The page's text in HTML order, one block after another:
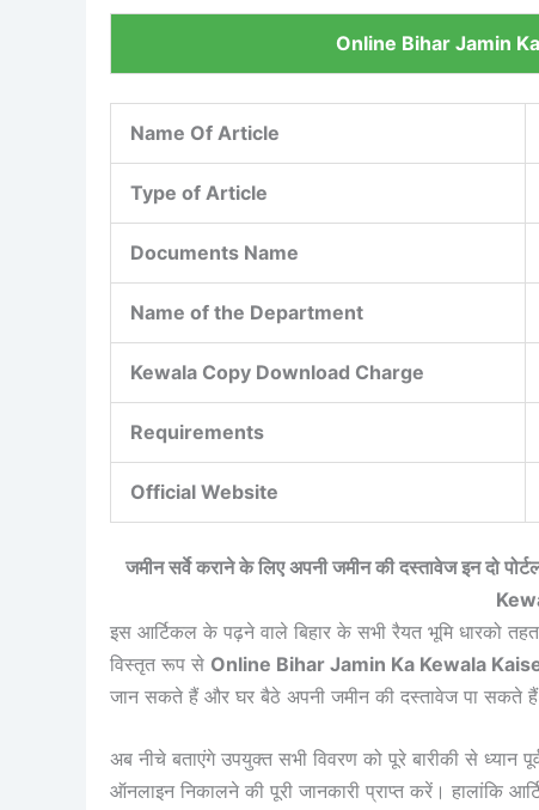
Online Bihar Jamin
Name Of Article
Type of Article
Documents Name
Name of the Department
Kewala Copy Download Charge
Requirements
Official Website
जमीन सर्वे कराने के लिए अपनी जमीन की दस्तावेज इन दो
इस आर्टिकल के पढ़ने वाले बिहार के सभी रैयत भूमि धारको
विस्तृत रूप से Online Bihar Jamin Ka Kewala
जान सकते हैं और घर बैठे अपनी जमीन की दस्तावेज पा सकते
अब नीचे बताएंगे उपयुक्त सभी विवरण को पूरे बारीकी से
ऑनलाइन निकालने की पूरी जानकारी प्राप्त करें। हालांकि